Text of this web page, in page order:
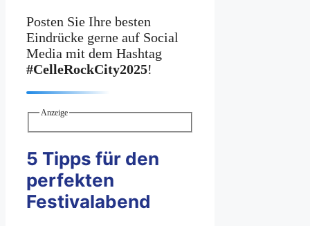
Posten Sie Ihre besten
Eindrücke gerne auf Social
Media mit dem Hashtag
#CelleRockCity2025!
Anzeige
5 Tipps für den
perfekten
Festivalabend